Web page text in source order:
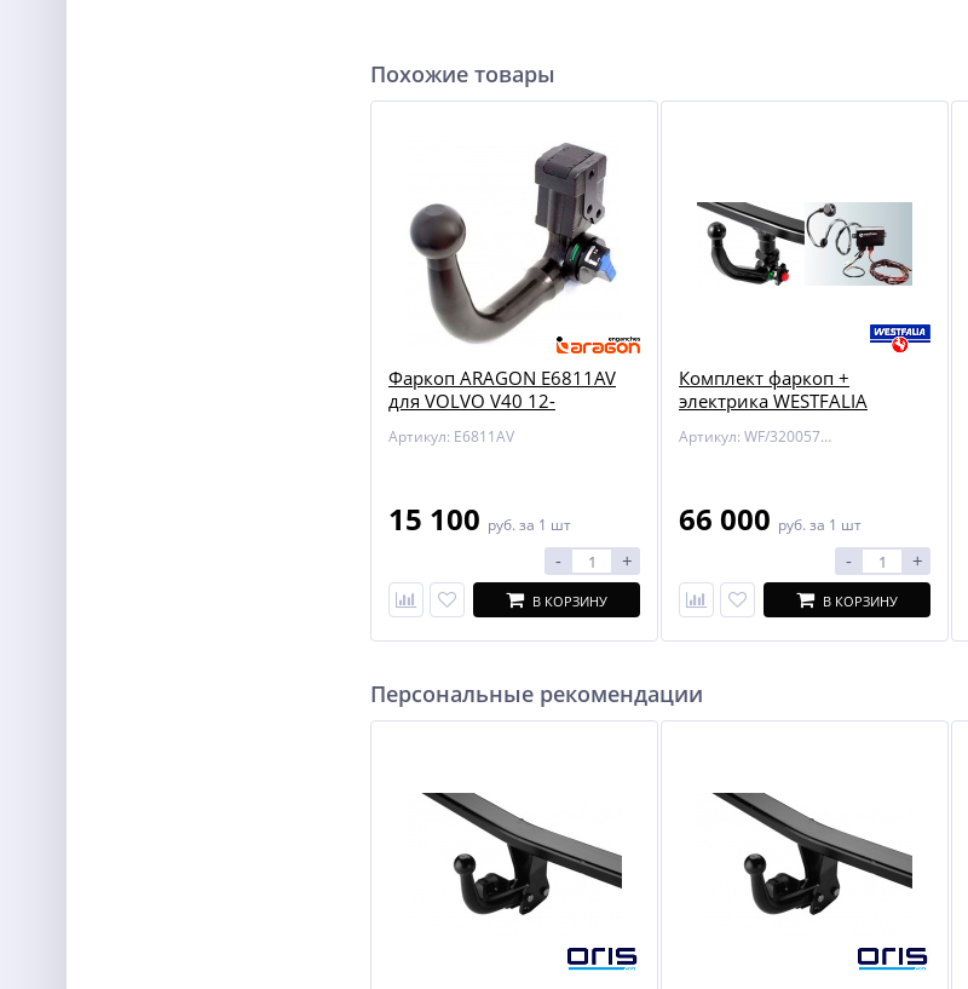
Похожие товары
Фаркоп ARAGON E6811AV
для VOLVO V40 12-
Артикул: E6811AV
15 100 руб. за 1 шт
- +
В КОРЗИНУ
Комплект фаркоп +
электрика WESTFALIA
XC90
Артикул: WF/320057900113
66 000 руб. за 1 шт
- +
В КОРЗИНУ
Персональные рекомендации